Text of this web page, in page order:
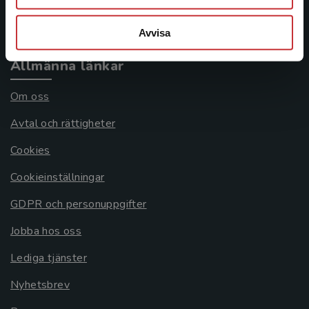
Avvisa
Allmänna länkar
Om oss
Avtal och rättigheter
Cookies
Cookieinställningar
GDPR och personuppgifter
Jobba hos oss
Lediga tjänster
Nyhetsbrev